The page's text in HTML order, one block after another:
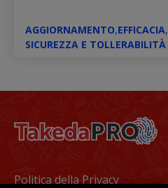
AGGIORNAMENTO,EFFICACIA,
SICUREZZA E TOLLERABILITÀ
Politica della Privacy